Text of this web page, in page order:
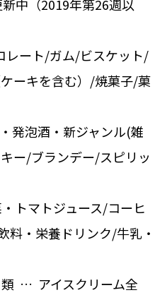
中（2019年第26週以
ート/ガム/ビスケット/
ーキを含む）/焼菓子/菓
泡酒・新ジャンル(雑
ー/ブランデー/スピリッ
トマトジュース/コーヒ
料・栄養ドリンク/牛乳・
… アイスクリーム全